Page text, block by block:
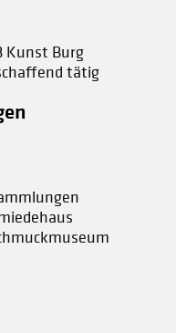
Kunst Burg
tätig